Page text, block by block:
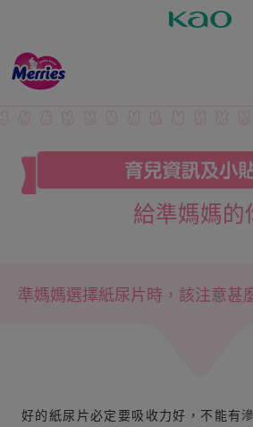
給準媽媽的
準媽媽選擇紙尿片時，該注意甚
好的紙尿片必定要吸收力好，不能有